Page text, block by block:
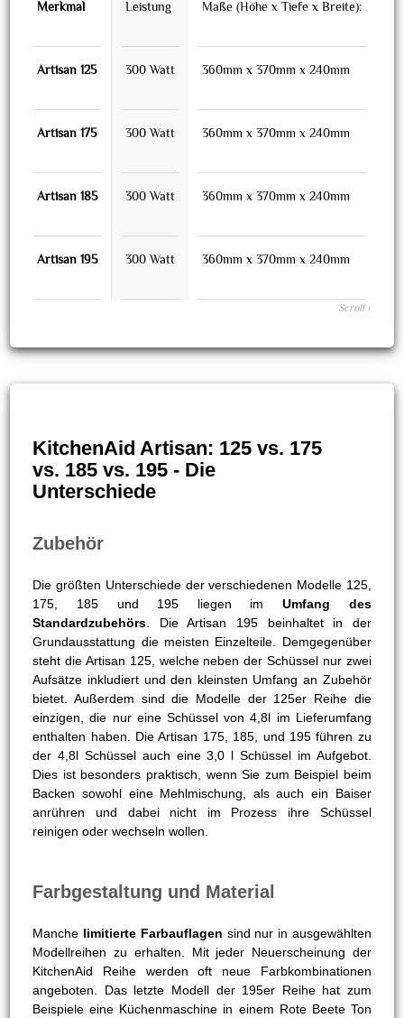
Merkmal
Artisan 125
Artisan 175
Artisan 185
Artisan 195
Leistung
300 Watt
300 Watt
300 Watt
300 Watt
Maße (Höhe x Tiefe x Breite):
360mm x 370mm x 240mm
360mm x 370mm x 240mm
360mm x 370mm x 240mm
360mm x 370mm x 240mm
KitchenAid Artisan: 125 vs. 175
vs. 185 vs. 195 - Die
Unterschiede
Zubehör
Die größten Unterschiede der verschiedenen Modelle 125,
175, 185 und 195 liegen imUmfang des
Standardzubehörs. Die Artisan 195 beinhaltet in der
Grundausstattung die meisten Einzelteile. Demgegenüber
steht die Artisan 125, welche neben der Schüssel nur zwei
Aufsätze inkludiert und den kleinsten Umfang an Zubehör
bietet. Außerdem sind die Modelle der 125er Reihe die
einzigen, die nur eine Schüssel von 4,8l im Lieferumfang
enthalten haben. Die Artisan 175, 185, und 195 führen zu
der 4,8l Schüssel auch eine 3,0 l Schüssel im Aufgebot.
Dies ist besonders praktisch, wenn Sie zum Beispiel beim
Backen sowohl eine Mehlmischung, als auch ein Baiser
anrühren und dabei nicht im Prozess ihre Schüssel
reinigen oder wechseln wollen.
Farbgestaltung und Material
Manche limitierte Farbauflagen sind nur in ausgewählten
Modellreihen zu erhalten. Mit jeder Neuerscheinung der
KitchenAid Reihe werden oft neue Farbkombinationen
angeboten. Das letzte Modell der 195er Reihe hat zum
Beispiele eine Küchenmaschine in einem Rote Beete Ton